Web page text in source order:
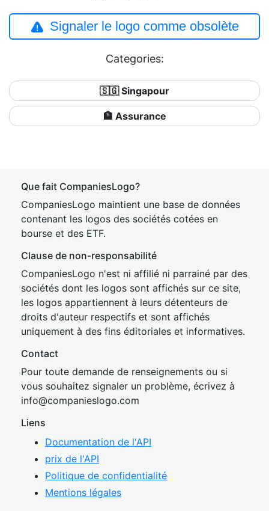
Signaler le logo comme obsolète
Categories:
🇸🇬 Singapour
🏦 Assurance
Que fait CompaniesLogo?
CompaniesLogo maintient une base de données
contenant les logos des sociétés cotées en
bourse et des ETF.
Clause de non-responsabilité
CompaniesLogo n'est ni affilié ni parrainé par des
sociétés dont les logos sont affichés sur ce site,
les logos appartiennent à leurs détenteurs de
droits d'auteur respectifs et sont affichés
uniquement à des fins éditoriales et informatives.
Contact
Pour toute demande de renseignements ou si
vous souhaitez signaler un problème, écrivez à
info@companieslogo.com
Liens
Documentation de l'API
prix de l'API
Politique de confidentialité
Mentions légales